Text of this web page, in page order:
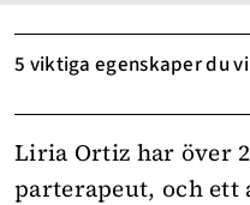
5 viktiga egenskaper du
Liria Ortiz har över
parterapeut, och ett